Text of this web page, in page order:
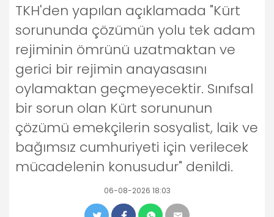
TKH'den yapılan açıklamada "Kürt
sorununda çözümün yolu tek adam
rejiminin ömrünü uzatmaktan ve
gerici bir rejimin anayasasını
oylamaktan geçmeyecektir. Sınıfsal
bir sorun olan Kürt sorununun
çözümü emekçilerin sosyalist, laik ve
bağımsız cumhuriyeti için verilecek
mücadelenin konusudur" denildi.
06-08-2026 18:03